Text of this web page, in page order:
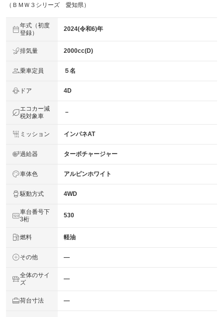
（ＢＭＷ３シリーズ 愛知県）
年式（初度
登録）
2024(令和6)年
排気量 2000cc(D)
乗車定員 ５名
ドア 4D
エコカー減
税対象車
－
ミッション インパネAT
過給器 ターボチャージャー
車体色 アルピンホワイト
駆動方式 4WD
車台番号下
3桁
530
燃料 軽油
その他 ―
全体のサイ
ズ
―
荷台寸法 ―